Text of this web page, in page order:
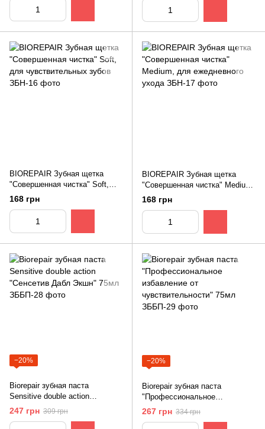
BIOREPAIR Зубная щетка
"Совершенная чистка" Soft,
для чувствительных зубов
168 грн
BIOREPAIR Зубная щетка
"Совершенная чистка" Medium,
для ежедневного ухода
168 грн
−20%
Biorepair зубная паста
Sensitive double action
"Сенсетив Дабл Экшн" 75мл
247 грн 309 грн
−20%
Biorepair зубная паста
"Профессиональное
избавление от
чувствительности" 75мл
267 грн 334 грн